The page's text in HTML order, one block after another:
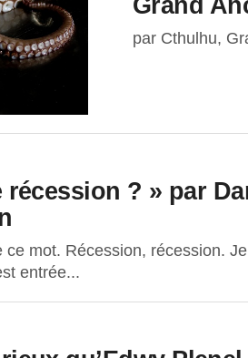
par Cthulhu,
? » par
ce mot. Récession, récession.
entrée...